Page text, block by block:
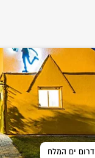
דרום ים המלח